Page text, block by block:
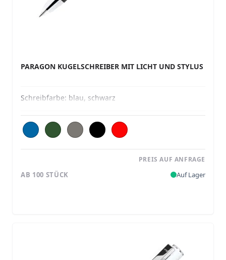
PARAGON KUGELSCHREIBER MIT LICHT UND STYLUS
Schreibfarbe: blau, schwarz
PREIS AUF ANFRAGE
AB 100 STÜCK Auf Lager